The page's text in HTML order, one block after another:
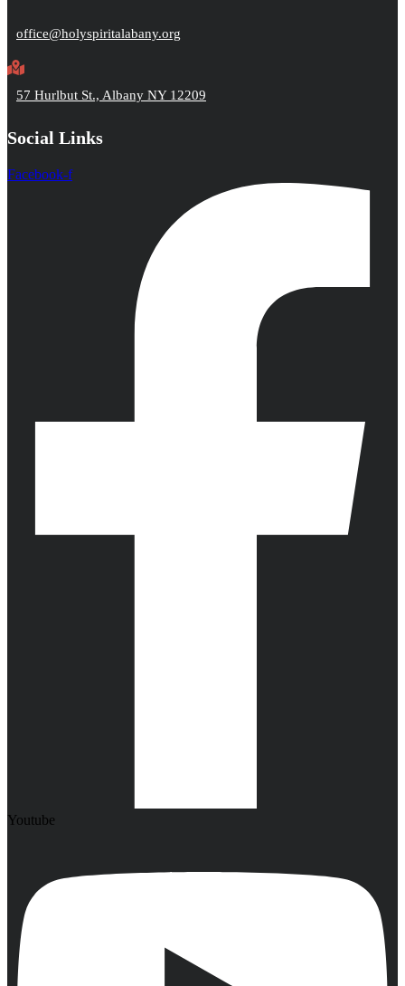
office@holyspiritalabany.org
57 Hurlbut St., Albany NY 12209
Social Links
Facebook-f
Youtube